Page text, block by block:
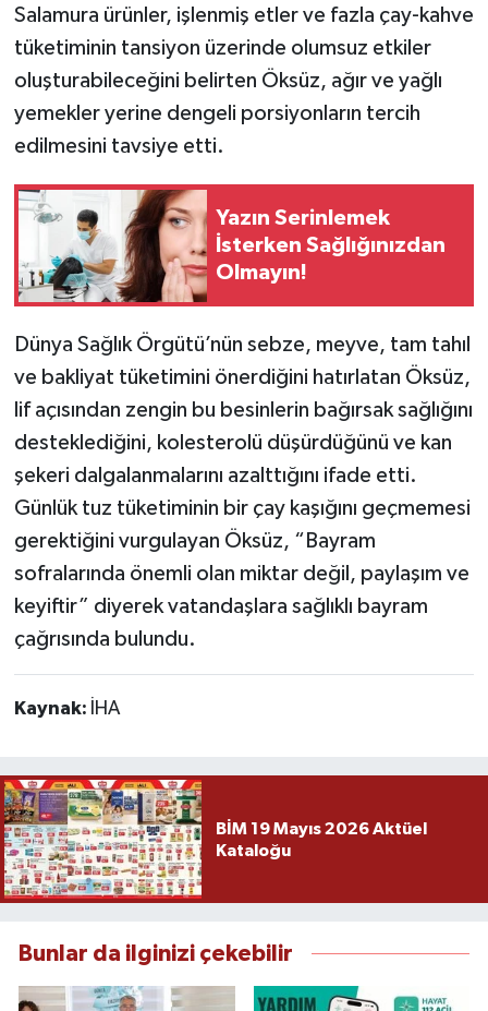
Salamura ürünler, işlenmiş etler ve fazla çay-kahve
tüketiminin tansiyon üzerinde olumsuz etkiler
oluşturabileceğini belirten Öksüz, ağır ve yağlı
yemekler yerine dengeli porsiyonların tercih
edilmesini tavsiye etti.
Yazın Serinlemek
İsterken Sağlığınızdan
Olmayın!
Dünya Sağlık Örgütü’nün sebze, meyve, tam tahıl
ve bakliyat tüketimini önerdiğini hatırlatan Öksüz,
lif açısından zengin bu besinlerin bağırsak sağlığını
desteklediğini, kolesterolü düşürdüğünü ve kan
şekeri dalgalanmalarını azalttığını ifade etti.
Günlük tuz tüketiminin bir çay kaşığını geçmemesi
gerektiğini vurgulayan Öksüz, “Bayram
sofralarında önemli olan miktar değil, paylaşım ve
keyiftir” diyerek vatandaşlara sağlıklı bayram
çağrısında bulundu.
Kaynak: İHA
BİM 19 Mayıs 2026 Aktüel
Kataloğu
Bunlar da ilginizi çekebilir